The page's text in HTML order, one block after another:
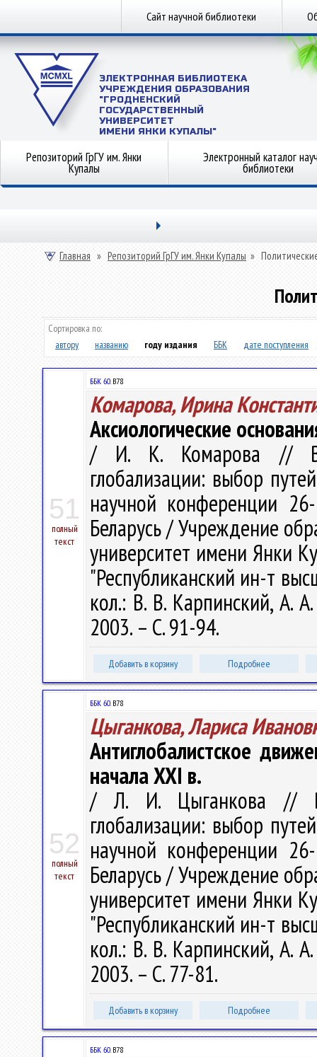
Сайт научной библиотеки
ЭЛЕКТРОННАЯ БИБЛИОТЕКА
УЧРЕЖДЕНИЯ ОБРАЗОВАНИЯ
"ГРОДНЕНСКИЙ
ГОСУДАРСТВЕННЫЙ
УНИВЕРСИТЕТ
ИМЕНИ ЯНКИ КУПАЛЫ"
Репозиторий ГрГУ им. Янки
Купалы
Электронный каталог
библиотеки
Главная » Репозиторий ГрГУ им. Янки Купалы »
Сортировка по:
автору
названию году издания ББК дате поступления
51
полный
текст
ББК 60.В78
Комарова, Ирина
Аксиологические
/ И. К. Комарова //
глобализации: выбор
научной конференции
Беларусь / Учреждение
университет имени Янки
"Республиканский ин-т
кол.: В. В. Карпинский, А.
2003. – С. 91-94.
Добавить в корзину Подробнее
52
полный
текст
ББК 60.В78
Цыганкова, Лариса
Антиглобалистское
начала XXI в.
/ Л. И. Цыганкова //
глобализации: выбор
научной конференции
Беларусь / Учреждение
университет имени Янки
"Республиканский ин-т
кол.: В. В. Карпинский, А.
2003. – С. 77-81.
Добавить в корзину Подробнее
ББК 60.В78